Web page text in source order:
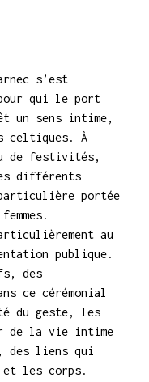
s’est
qui le port
un sens intime,
celtiques. À
de festivités,
différents
portée
au
publique.
des
ce cérémonial
du geste, les
de la vie intime
des liens qui
les corps.